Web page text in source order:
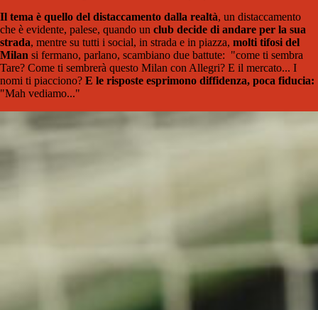
Il tema è quello del distaccamento dalla realtà, un distaccamento
che è evidente, palese, quando un club decide di andare per la sua
strada, mentre su tutti i social, in strada e in piazza, molti tifosi del
Milan si fermano, parlano, scambiano due battute: "come ti sembra
Tare? Come ti sembrerà questo Milan con Allegri? E il mercato... I
nomi ti piacciono? E le risposte esprimono diffidenza, poca fiducia:
"Mah vediamo..."